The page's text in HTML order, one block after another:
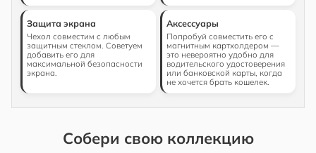
Защита экрана
Чехол совместим с любым
защитным стеклом. Советуем
добавить его для
максимальной безопасности
экрана.
Аксессуары
Попробуй совместить его с
магнитным картхолдером —
это невероятно удобно для
водительского удостоверения
или банковской карты, когда
не хочется брать кошелек.
Собери свою коллекцию